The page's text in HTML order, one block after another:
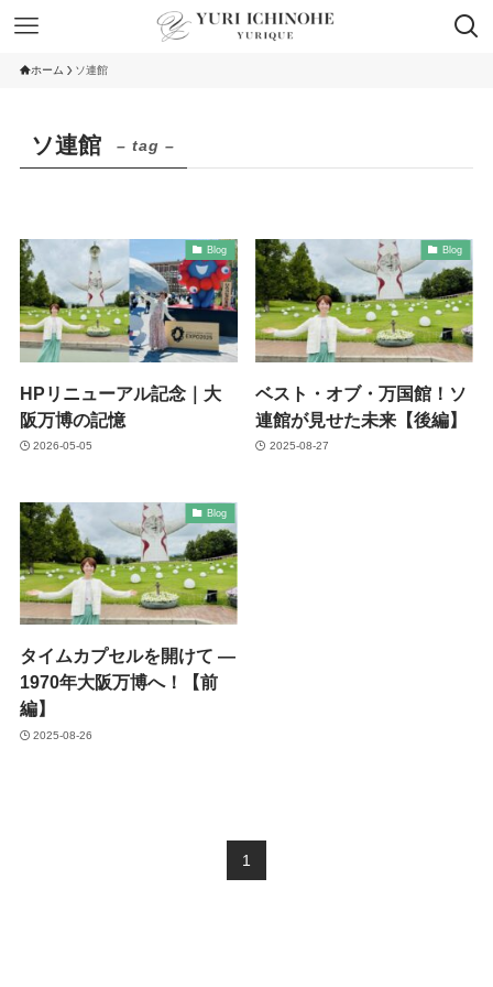
ホーム ソ連館
ソ連館 – tag –
Blog
HPリニューアル記念｜大
阪万博の記憶
2026-05-05
Blog
ベスト・オブ・万国館！ソ
連館が見せた未来【後編】
2025-08-27
Blog
タイムカプセルを開けて ―
1970年大阪万博へ！【前
編】
2025-08-26
1